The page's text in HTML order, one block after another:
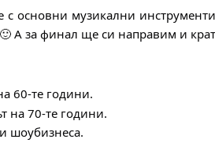
с основни музикални
А за финал ще си направим и
60-те години.
на 70-те години.
шоубизнеса.